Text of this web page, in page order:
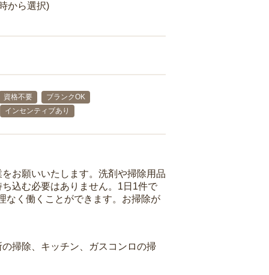
から選択)
資格不要
ブランクOK
インセンティブあり
お願いいたします。洗剤や掃除用品
込む必要はありません。1日1件で
なく働くことができます。お掃除が
掃除、キッチン、ガスコンロの掃